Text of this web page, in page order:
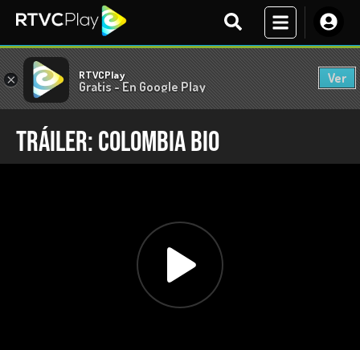
× RTVCPlay
Gratis - En Google Play
Ver
Tráiler: Colombia BIO